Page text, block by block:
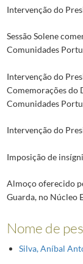
Intervenção do
Sessão Solene
Comunidades
Intervenção do
Comemorações do
Comunidades
Intervenção do
Imposição de
Almoço oferecido
Guarda, no Núcleo
Nome de
Silva, Aníbal